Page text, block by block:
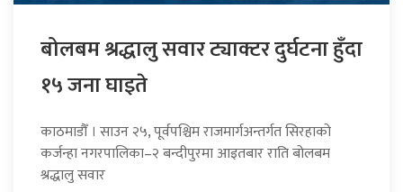
बोलबम श्रद्धालु सवार ट्याक्टर दुर्घटना हुँदा
१५ जना घाइते
काठमाडौँ । साउन २५, पूर्वपश्चिम राजमार्गअन्तर्गत सिरहाको
कर्जन्हा नगरपालिका–२ बन्दीपुरमा आइतबार राति बोलबम
श्रद्धालु सवार